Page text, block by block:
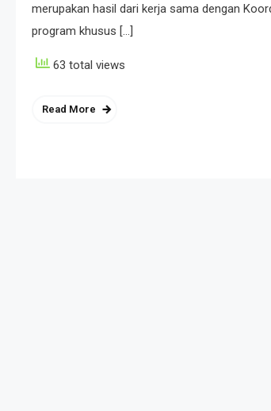
merupakan hasil dari kerja sama dengan
program khusus […]
63 total views
Read More